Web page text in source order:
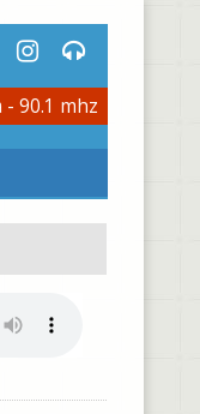
- 90.1 mhz